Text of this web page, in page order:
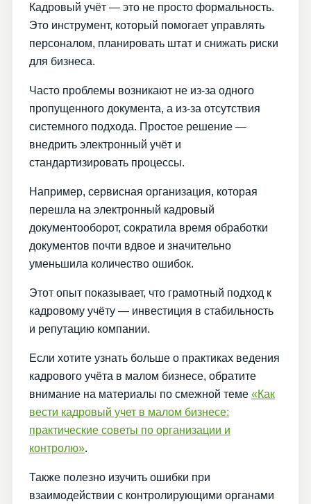
Кадровый учёт — это не просто формальность.
Это инструмент, который помогает управлять
персоналом, планировать штат и снижать риски
для бизнеса.
Часто проблемы возникают не из-за одного
пропущенного документа, а из-за отсутствия
системного подхода. Простое решение —
внедрить электронный учёт и
стандартизировать процессы.
Например, сервисная организация, которая
перешла на электронный кадровый
документооборот, сократила время обработки
документов почти вдвое и значительно
уменьшила количество ошибок.
Этот опыт показывает, что грамотный подход к
кадровому учёту — инвестиция в стабильность
и репутацию компании.
Если хотите узнать больше о практиках ведения
кадрового учёта в малом бизнесе, обратите
внимание на материалы по смежной теме «Как
вести кадровый учет в малом бизнесе:
практические советы по организации и
контролю».
Также полезно изучить ошибки при
взаимодействии с контролирующими органами